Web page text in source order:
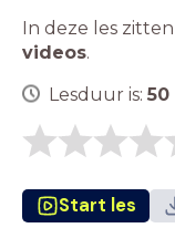
In deze les zitten
videos.
Lesduur is: 50
Start les